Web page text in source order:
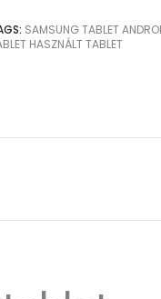
SAMSUNG TABLET
HASZNÁLT TABLET